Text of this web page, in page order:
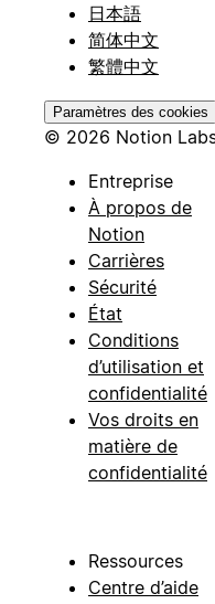
日本語
简体中文
繁體中文
Paramètres des cookies
© 2026 Notion
Entreprise
À propos de
Notion
Carrières
Sécurité
État
Conditions
d’utilisation et
confidentialité
Vos droits en
matière de
confidentialité
Ressources
Centre d’aide